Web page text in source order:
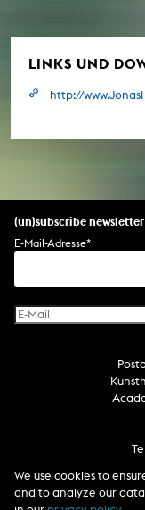
LINKS UND
http://
(un)subscribe newsletter
E-Mail-Adresse*
We use cookies to
and to analyze our